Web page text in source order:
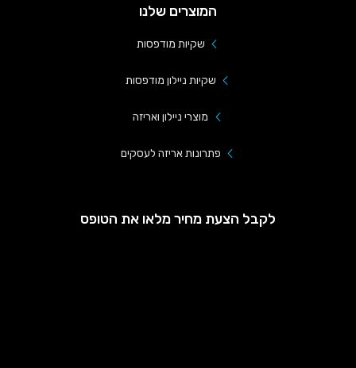
המוצרים שלנו
שקיות מודפסות
שקיות ניילון מודפסות
מוצרי ניילון ואריזה
פתרונות אריזה לעסקים
לקבל הצעת מחיר מלאו את הטופס